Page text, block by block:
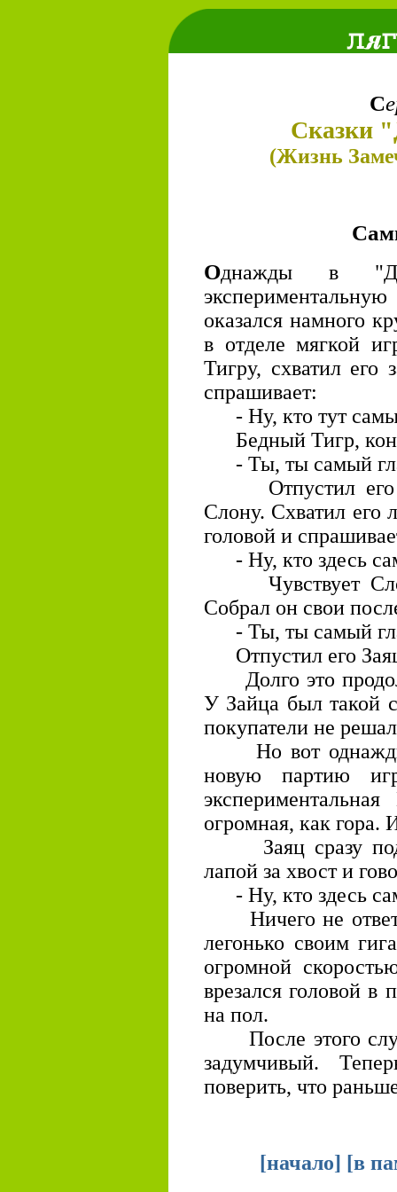
С
Сказки
(Жизнь
Однажды в
оказался намного
в отделе мягкой
Тигру, схватил его
спрашивает:
- Ну, кто тут
Бедный Тигр,
- Ты, ты самый
Отпустил его
Слону. Схватил его
головой и
- Ну, кто здесь
Чувствует Слон,
Собрал он свои
- Ты, ты самый
Отпустил его
Долго это
У Зайца был такой
покупатели не
Но вот однажды
новую партию
огромная, как гора.
Заяц сразу
лапой за хвост и
- Ну, кто здесь
Ничего не
легонько своим
огромной
врезался головой в
на пол.
После этого
задумчивый.
поверить, что
[начало] [в